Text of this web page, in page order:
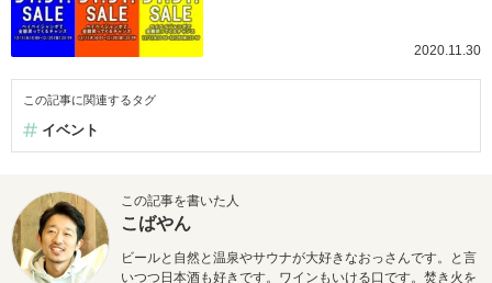
2020.11.30
この記事に関連するタグ
イベント
この記事を書いた人
こばやん
ビールと自然と温泉やサウナが大好きなおっさんです。と言
いつつ日本酒も好きです。ワインもいける口です。焚き火を